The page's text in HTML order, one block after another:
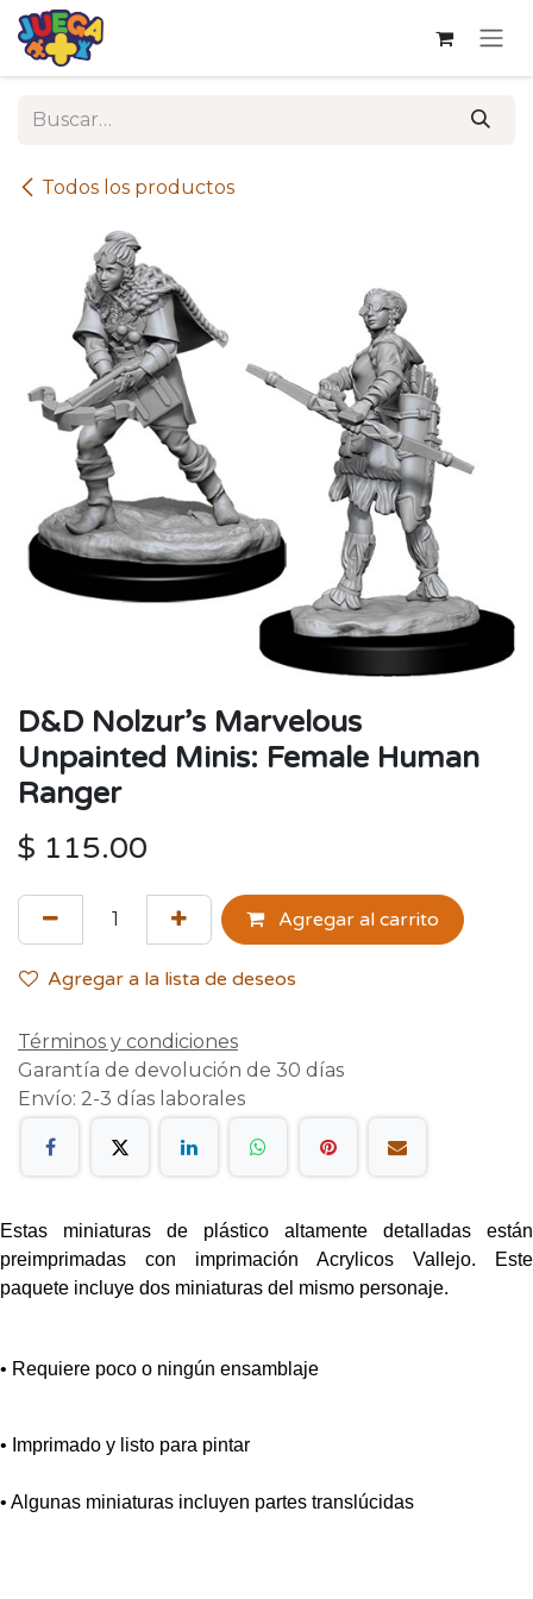
Ir al contenido
Todos los productos
D&D Nolzur’s Marvelous
Unpainted Minis: Female Human
Ranger
$ 115.00
Agregar al carrito
Agregar a la lista de deseos
Términos y condiciones
Garantía de devolución de 30 días
Envío: 2-3 días laborales
Estas miniaturas de plástico altamente detalladas están
preimprimadas con imprimación Acrylicos Vallejo. Este
paquete incluye dos miniaturas del mismo personaje.
• Requiere poco o ningún ensamblaje
• Imprimado y listo para pintar
• Algunas miniaturas incluyen partes translúcidas